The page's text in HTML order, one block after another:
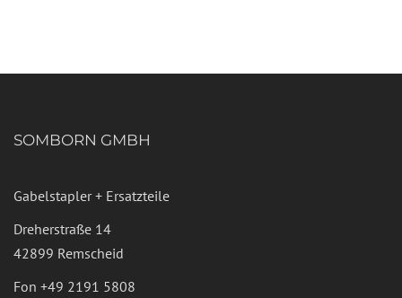
SOMBORN GMBH
Gabelstapler + Ersatzteile
Dreherstraße 14
42899 Remscheid
Fon +49 2191 5808